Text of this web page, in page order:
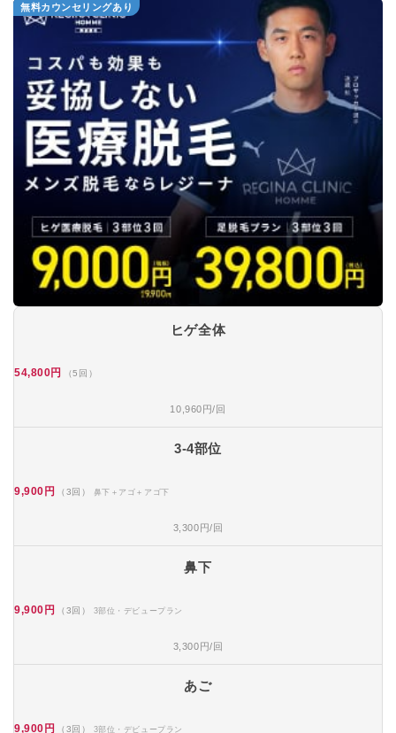
無料カウンセリングあり
ヒゲ全体
54,800円 （5回）
10,960円/回
3-4部位
9,900円 （3回） 鼻下＋アゴ＋アゴ下
3,300円/回
鼻下
9,900円 （3回） 3部位・デビュープラン
3,300円/回
あご
9,900円 （3回） 3部位・デビュープラン